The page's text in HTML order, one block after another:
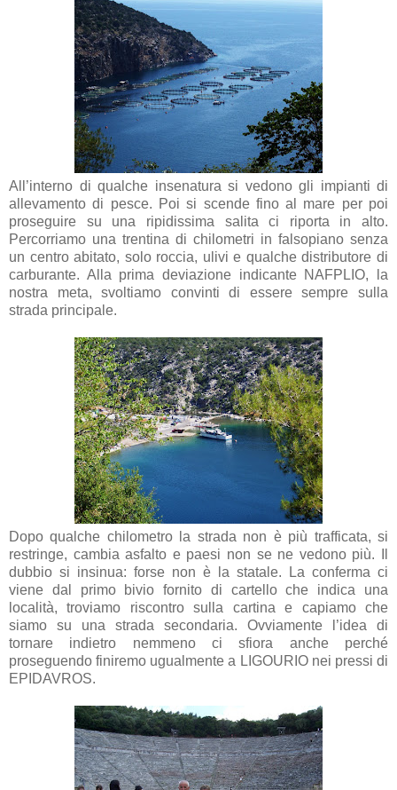
All’interno di qualche insenatura si vedono gli impianti di
allevamento di pesce. Poi si scende fino al mare per poi
proseguire su una ripidissima salita ci riporta in alto.
Percorriamo una trentina di chilometri in falsopiano senza
un centro abitato, solo roccia, ulivi e qualche distributore di
carburante. Alla prima deviazione indicante NAFPLIO, la
nostra meta, svoltiamo convinti di essere sempre sulla
strada principale.
Dopo qualche chilometro la strada non è più trafficata, si
restringe, cambia asfalto e paesi non se ne vedono più. Il
dubbio si insinua: forse non è la statale. La conferma ci
viene dal primo bivio fornito di cartello che indica una
località, troviamo riscontro sulla cartina e capiamo che
siamo su una strada secondaria. Ovviamente l’idea di
tornare indietro nemmeno ci sfiora anche perché
proseguendo finiremo ugualmente a LIGOURIO nei pressi di
EPIDAVROS.